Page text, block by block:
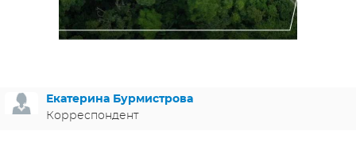
Екатерина Бурмистрова
Корреспондент